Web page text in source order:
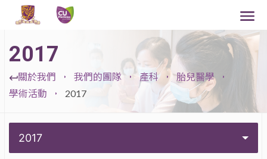
2017
關於我們 我們的團隊 產科
胎兒醫學
學術活動
2017
2017